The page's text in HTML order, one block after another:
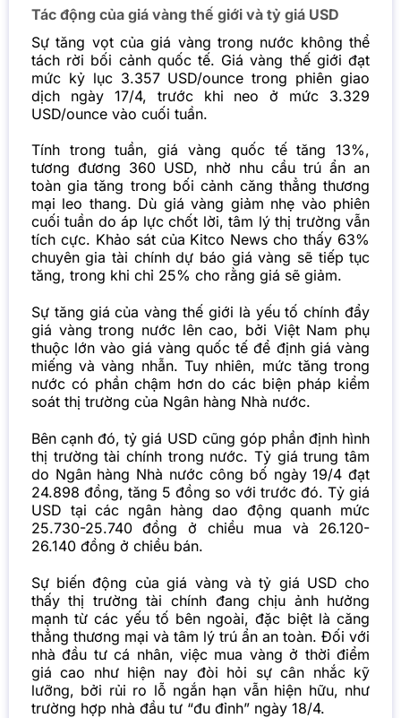
Tác động của giá vàng thế giới và tỷ giá USD
Sự tăng vọt của giá vàng trong nước không thể
tách rời bối cảnh quốc tế. Giá vàng thế giới đạt
mức kỷ lục 3.357 USD/ounce trong phiên giao
dịch ngày 17/4, trước khi neo ở mức 3.329
USD/ounce vào cuối tuần.
Tính trong tuần, giá vàng quốc tế tăng 13%,
tương đương 360 USD, nhờ nhu cầu trú ẩn an
toàn gia tăng trong bối cảnh căng thẳng thương
mại leo thang. Dù giá vàng giảm nhẹ vào phiên
cuối tuần do áp lực chốt lời, tâm lý thị trường vẫn
tích cực. Khảo sát của Kitco News cho thấy 63%
chuyên gia tài chính dự báo giá vàng sẽ tiếp tục
tăng, trong khi chỉ 25% cho rằng giá sẽ giảm.
Sự tăng giá của vàng thế giới là yếu tố chính đẩy
giá vàng trong nước lên cao, bởi Việt Nam phụ
thuộc lớn vào giá vàng quốc tế để định giá vàng
miếng và vàng nhẫn. Tuy nhiên, mức tăng trong
nước có phần chậm hơn do các biện pháp kiểm
soát thị trường của Ngân hàng Nhà nước.
Bên cạnh đó, tỷ giá USD cũng góp phần định hình
thị trường tài chính trong nước. Tỷ giá trung tâm
do Ngân hàng Nhà nước công bố ngày 19/4 đạt
24.898 đồng, tăng 5 đồng so với trước đó. Tỷ giá
USD tại các ngân hàng dao động quanh mức
25.730-25.740 đồng ở chiều mua và 26.120-
26.140 đồng ở chiều bán.
Sự biến động của giá vàng và tỷ giá USD cho
thấy thị trường tài chính đang chịu ảnh hưởng
mạnh từ các yếu tố bên ngoài, đặc biệt là căng
thẳng thương mại và tâm lý trú ẩn an toàn. Đối với
nhà đầu tư cá nhân, việc mua vàng ở thời điểm
giá cao như hiện nay đòi hỏi sự cân nhắc kỹ
lưỡng, bởi rủi ro lỗ ngắn hạn vẫn hiện hữu, như
trường hợp nhà đầu tư “đu đỉnh” ngày 18/4.